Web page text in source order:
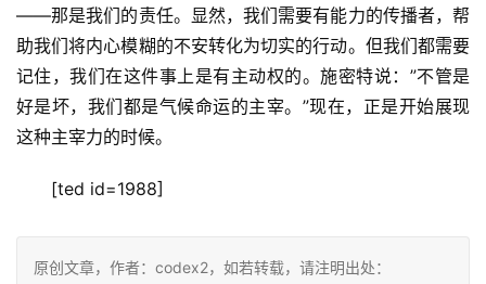
——那是我们的责任。显然，我们需要有能力的传播者，帮
助我们将内心模糊的不安转化为切实的行动。但我们都需要
记住，我们在这件事上是有主动权的。施密特说：”不管是
好是坏，我们都是气候命运的主宰。”现在，正是开始展现
这种主宰力的时候。
[ted id=1988]
原创文章，作者：codex2，如若转载，请注明出处：